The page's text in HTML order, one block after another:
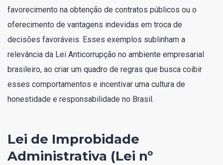
favorecimento na obtenção de contratos públicos ou o
oferecimento de vantagens indevidas em troca de
decisões favoráveis. Esses exemplos sublinham a
relevância da Lei Anticorrupção no ambiente empresarial
brasileiro, ao criar um quadro de regras que busca coibir
esses comportamentos e incentivar uma cultura de
honestidade e responsabilidade no Brasil.
Lei de Improbidade
Administrativa (Lei nº